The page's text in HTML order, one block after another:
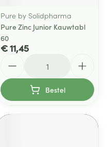
Pure by Solidpharma
Pure Zinc Junior Kauwtabl
60
€ 11,45
Bestel